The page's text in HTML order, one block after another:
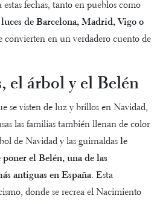
estas fechas, tanto en pueblos como
luces de Barcelona, Madrid, Vigo o
convierten en un verdadero cuento de
el árbol y el Belén
se visten de luz y brillos en Navidad,
las familias también llenan de color
de Navidad y las guirnaldas le
el Belén, una de las
antiguas en España. Esta
donde se recrea el Nacimiento